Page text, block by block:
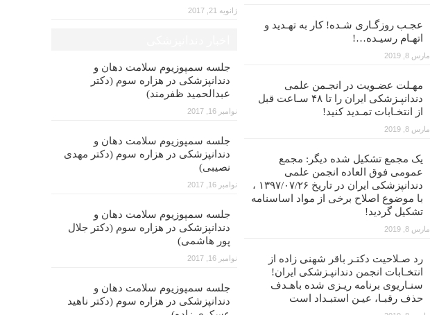
عجـب روزگـاری شـده! کار به تهـدید و
اتهـام رسیـده…!
مارس 8, 2019
مهـلت عضـویت در انجـمن علمی
دندانپـزشکی ایران را تا ۴۸ سـاعت قبل
از انتخـابات تمـدید کنید!
مارس 8, 2019
یک مجمع تشکیل شده دیگر: مجمع
عمومی فوق العاده انجمن علمی
دندانپزشکی ایران در تاریخ ۱۳۹۷/۰۷/۲۶ ،
با موضوع اصلاح برخی از مواد اساسنامه
تشکیل گردید!
مارس 8, 2019
رد صـلاحیت دکتـر باقر شهنی زاده از
انتخـابات انجمن دندانپـزشکی ایران!
سنـاریوی برنامه ریـزی شده باهـدف
حذف رقبـا، عیـن استبـداد است
ژانویه 21, 2017
جلسه سمپوزیوم سلامت دهان و
دندانپزشکی در هزاره سوم (دکتر
عبدالحمید ظفرمند)
نوامبر 16, 2017
جلسه سمپوزیوم سلامت دهان و
دندانپزشکی در هزاره سوم (دکتر مهدی
نصیبی)
نوامبر 16, 2017
جلسه سمپوزیوم سلامت دهان و
دندانپزشکی در هزاره سوم (دکتر جلال
پور هاشمی)
نوامبر 16, 2017
جلسه سمپوزیوم سلامت دهان و
دندانپزشکی در هزاره سوم (دکتر ناهید